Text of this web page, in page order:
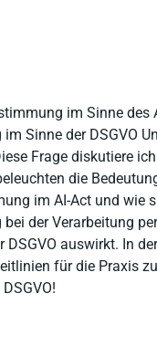
im Sinne des
Sinne der DSGVO
Frage diskutiere
die
im AI-Act und wie
der Verarbeitung
DSGVO auswirkt. In
für die Praxis